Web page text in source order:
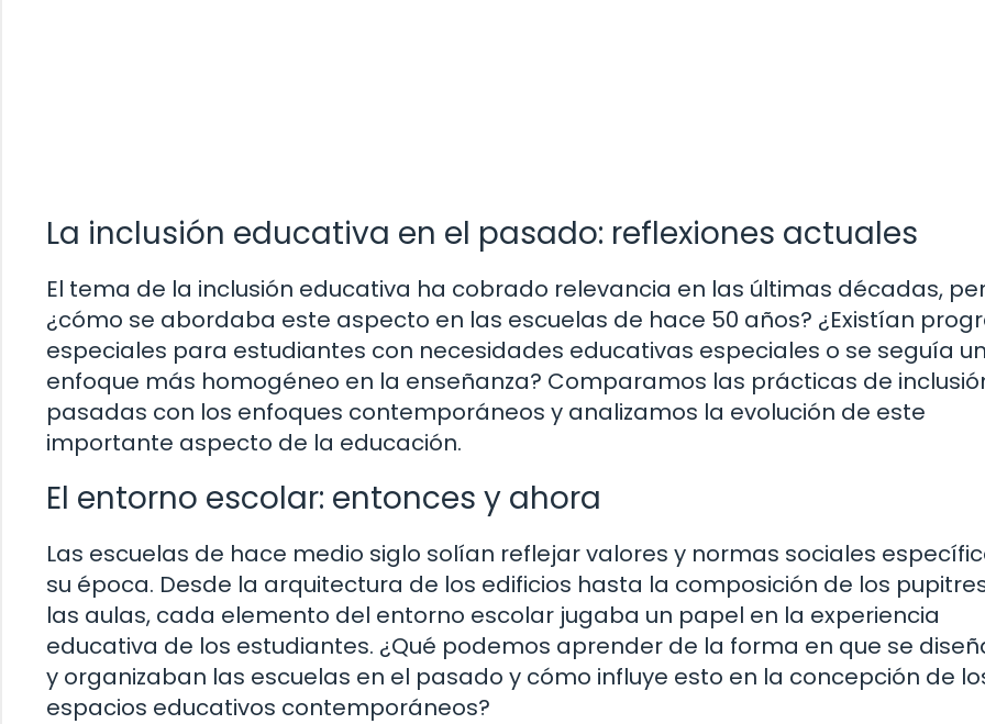
La inclusión educativa en el pasado: reflexiones actuales
El tema de la inclusión educativa ha cobrado relevancia en las últimas décadas,
¿cómo se abordaba este aspecto en las escuelas de hace 50 años? ¿Existían
especiales para estudiantes con necesidades educativas especiales o se seguía un
enfoque más homogéneo en la enseñanza? Comparamos las prácticas de
pasadas con los enfoques contemporáneos y analizamos la evolución de este
importante aspecto de la educación.
El entorno escolar: entonces y ahora
Las escuelas de hace medio siglo solían reflejar valores y normas sociales
su época. Desde la arquitectura de los edificios hasta la composición de los
las aulas, cada elemento del entorno escolar jugaba un papel en la experiencia
educativa de los estudiantes. ¿Qué podemos aprender de la forma en que se
y organizaban las escuelas en el pasado y cómo influye esto en la concepción de
espacios educativos contemporáneos?